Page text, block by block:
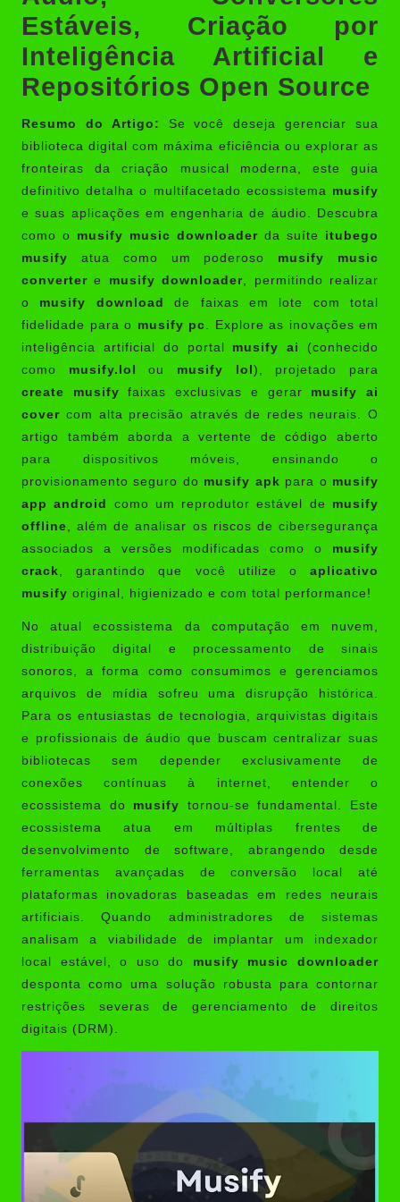
Estáveis, Criação por
Inteligência Artificial e
Repositórios Open Source
Resumo do Artigo:
Se você deseja gerenciar sua
biblioteca digital com máxima eficiência ou explorar as
fronteiras da criação musical moderna, este guia
definitivo detalha o multifacetado ecossistema musify
e suas aplicações em engenharia de áudio. Descubra
como o musify music downloader da suíte itubego
musify atua como um poderoso musify music
converter e musify downloader , permitindo realizar
o musify download
de faixas em lote com total
fidelidade para o musify pc . Explore as inovações em
inteligência artificial do portal musify ai
(conhecido
como musify.lol ou musify lol ), projetado para
create musify faixas exclusivas e gerar musify ai
cover com alta precisão através de redes neurais. O
artigo também aborda a vertente de código aberto
para dispositivos móveis, ensinando o
provisionamento seguro do musify apk para o musify
app android
como um reprodutor estável de musify
offline , além de analisar os riscos de cibersegurança
associados a versões modificadas como o musify
crack , garantindo que você utilize o aplicativo
musify original, higienizado e com total performance!
No atual ecossistema da computação em nuvem,
distribuição digital e processamento de sinais
sonoros, a forma como consumimos e gerenciamos
arquivos de mídia sofreu uma disrupção histórica.
Para os entusiastas de tecnologia, arquivistas digitais
e profissionais de áudio que buscam centralizar suas
bibliotecas sem depender exclusivamente de
conexões contínuas à internet, entender o
ecossistema do musify tornou-se fundamental. Este
ecossistema atua em múltiplas frentes de
desenvolvimento de software, abrangendo desde
ferramentas avançadas de conversão local até
plataformas inovadoras baseadas em redes neurais
artificiais. Quando administradores de sistemas
analisam a viabilidade de implantar um indexador
local estável, o uso do musify music downloader
desponta como uma solução robusta para contornar
restrições severas de gerenciamento de direitos
digitais (DRM).